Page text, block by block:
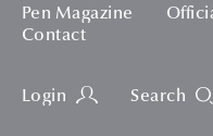
Pen Magazine
Contact
Login Search